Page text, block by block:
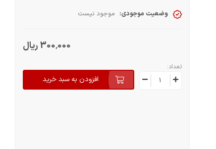
وضعیت موجودی: موجود نیست
300٬000 ریال
تعداد:
افزودن به سبد خرید